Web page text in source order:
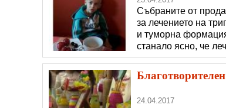
Събраните от
за лечението на
и туморна
станало ясно, че
Турция. Родителите
(повече -
24.04.2017